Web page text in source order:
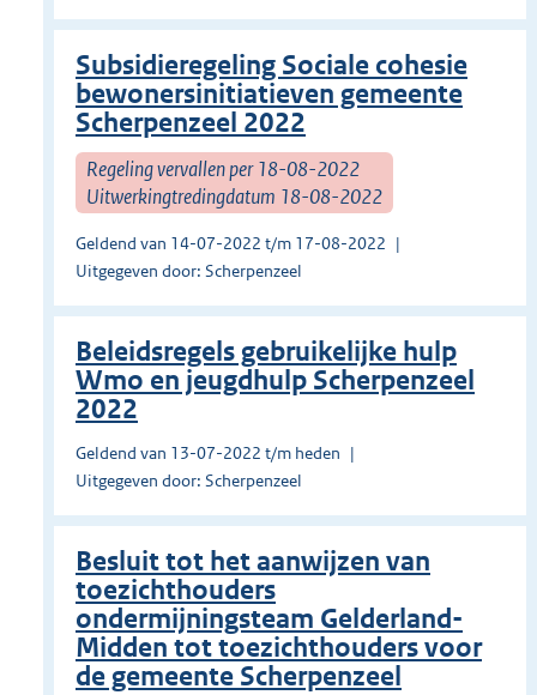
Subsidieregeling Sociale cohesie
bewonersinitiatieven gemeente
Scherpenzeel 2022
Regeling vervallen per 18-08-2022
Uitwerkingtredingdatum 18-08-2022
Geldend van 14-07-2022 t/m 17-08-2022
Uitgegeven door: Scherpenzeel
Beleidsregels gebruikelijke hulp
Wmo en jeugdhulp Scherpenzeel
2022
Geldend van 13-07-2022 t/m heden
Uitgegeven door: Scherpenzeel
Besluit tot het aanwijzen van
toezichthouders
ondermijningsteam Gelderland-
Midden tot toezichthouders voor
de gemeente Scherpenzeel